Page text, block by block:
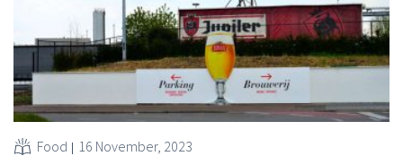
Food 16 November, 2023